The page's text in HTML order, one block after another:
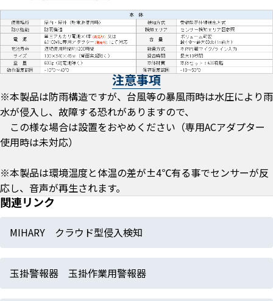
注意事項
※本製品は防雨構造ですが、台風等の暴風雨時は水圧により雨
水が侵入し、故障する恐れがありますので、
この様な場合は設置をおやめください（専用ACアダプター
使用時は未対応）
※本製品は環境温度と体温の差が±4℃有る事でセンサーが反
応し、音声が再生されます。
関連リンク
MIHARY クラウド型侵入検知
玉掛警報器 玉掛作業用警報器